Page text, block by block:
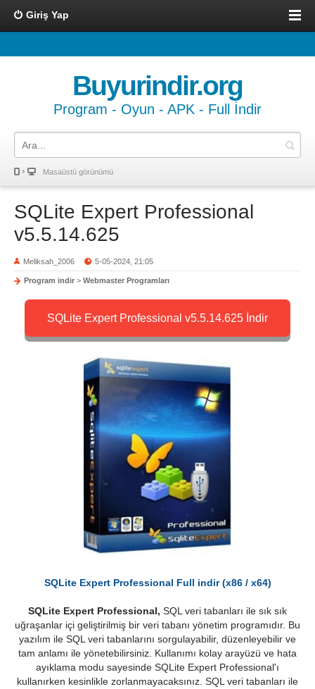
Giriş Yap
Buyurindir.org
Program - Oyun - APK - Full İndir
Masaüstü görünümü
SQLite Expert Professional
v5.5.14.625
Meliksah_2006 5-05-2024, 21:05
Program indir > Webmaster Programları
SQLite Expert Professional v5.5.14.625 İndir
SQLite Expert Professional Full indir (x86 / x64)
SQLite Expert Professional, SQL veri tabanları ile sık sık
uğraşanlar içi geliştirilmiş bir veri tabanı yönetim programıdır. Bu
yazılım ile SQL veri tabanlarını sorgulayabilir, düzenleyebilir ve
tam anlamı ile yönetebilirsiniz. Kullanımı kolay arayüzü ve hata
ayıklama modu sayesinde SQLite Expert Professional'ı
kullanırken kesinlikle zorlanmayacaksınız. SQL veri tabanları ile